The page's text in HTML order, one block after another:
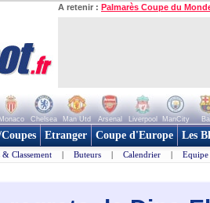
A retenir : Palmarès Coupe du
Monaco Chelsea Man Utd Arsenal Liverpool ManCity
Etranger Coupe d'Europe Les
& Classement | Buteurs | Calendrier | Equipe